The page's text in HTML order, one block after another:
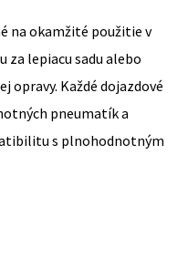
na okamžité použitie v
lepiacu sadu alebo
opravy. Každé dojazdové
pneumatík a
s plnohodnotným